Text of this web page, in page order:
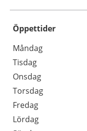
Öppettider
Dag
Öppettider
Kommentarer
Måndag
Tisdag
Onsdag
Torsdag
Fredag
Lördag